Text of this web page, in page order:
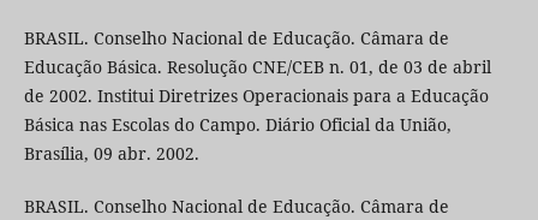
BRASIL. Conselho Nacional de Educação. Câmara de
Educação Básica. Resolução CNE/CEB n. 01, de 03 de abril
de 2002. Institui Diretrizes Operacionais para a Educação
Básica nas Escolas do Campo. Diário Oficial da União,
Brasília, 09 abr. 2002.
BRASIL. Conselho Nacional de Educação. Câmara de